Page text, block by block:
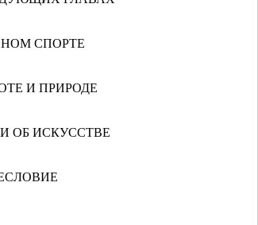
СПОРТЕ
И ПРИРОДЕ
ОБ ИСКУССТВЕ